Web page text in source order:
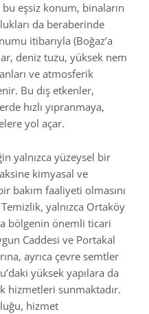
eşsiz konum, binaların
da beraberinde
itibarıyla (Boğaz’a
deniz tuzu, yüksek nem
ve atmosferik
Bu dış etkenler,
hızlı yıpranmaya,
yol açar.
yalnızca yüzeysel bir
kimyasal ve
bakım faaliyeti olmasını
yalnızca Ortaköy
bölgenin önemli ticari
Caddesi ve Portakal
ayrıca çevre semtler
yüksek yapılara da
hizmetleri sunmaktadır.
hizmet